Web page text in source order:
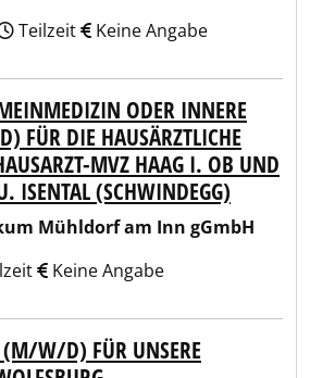
Teilzeit Keine Angabe
ODER INNERE
DIE HAUSÄRZTLICHE
MVZ HAAG I. OB UND
ISENTAL (SCHWINDEGG)
Mühldorf am Inn gGmbH
Keine Angabe
(M/W/D) FÜR UNSERE